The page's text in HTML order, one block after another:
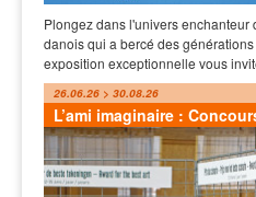
Plongez dans l'univers enchanteur
danois qui a bercé des
exposition exceptionnelle vous
26.06.26 > 30.08.26
L’ami imaginaire :